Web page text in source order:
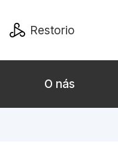
Restorio
O nás